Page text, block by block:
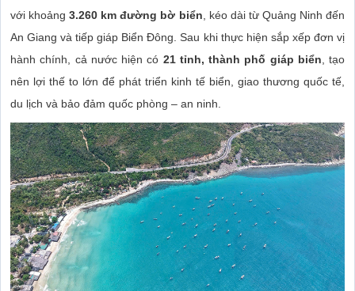
với khoảng3.260 km đường bờ biển , kéo dài từ Quảng Ninh đến
An Giang và tiếp giáp Biển Đông. Sau khi thực hiện sắp xếp đơn vị
hành chính, cả nước hiện có 21 tỉnh, thành phố giáp biển , tạo
nên lợi thế to lớn để phát triển kinh tế biển, giao thương quốc tế,
du lịch và bảo đảm quốc phòng – an ninh.